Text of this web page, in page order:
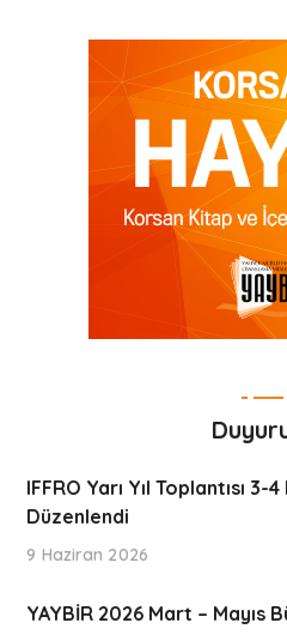
IFFRO Yarı Yıl Toplantısı
Düzenlendi
9 Haziran 2026
YAYBİR 2026 Mart – Mayıs